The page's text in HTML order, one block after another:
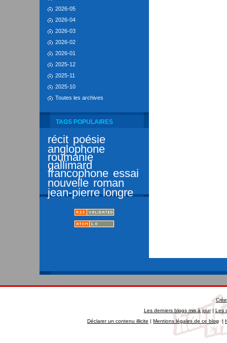
2026-05
2026-04
2026-03
2026-02
2026-01
2025-12
2025-11
2025-10
Toutes les archives
TAGS POPULAIRES
récit poésie
anglophone
roumanie
gallimard
francophone essai
nouvelle roman
jean-pierre longre
Les derniers blogs mis à jour|Les
Déclarer un contenu illicite | Mentions légales de ce blog|